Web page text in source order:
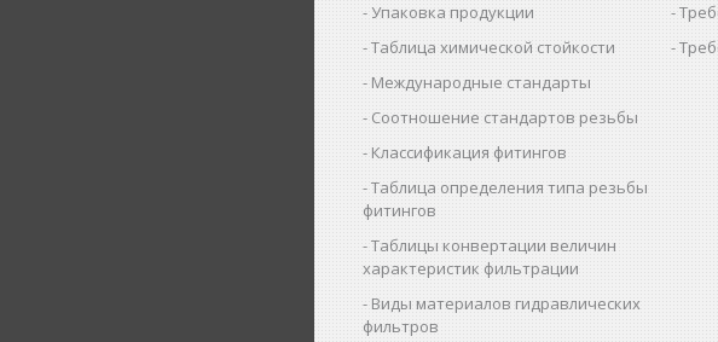
Упаковка продукции
Таблица химической стойкости
Международные стандарты
Соотношение стандартов резьбы
Классификация фитингов
Таблица определения типа резьбы
фитингов
Таблицы конвертации величин
характеристик фильтрации
Виды материалов гидравлических
фильтров